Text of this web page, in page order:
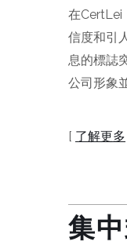
在CertLei
信度和引
息的標誌
公司形象
[ 了解更多
集